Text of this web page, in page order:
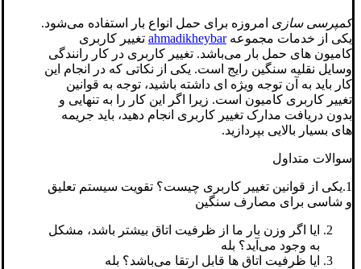
کمپرسی سازی امروزه برای حمل انواع بار استفاده می‌شود.
یکی از خدمات مجموعهahmadikheybar تغییر کاربری
کامیون های حمل بار می‌باشد. تغییر کاربری در کار رانندگی
وسایل نقلیه سنگین رایج است. یکی از نکاتی که در انجام این
کار باید به آن توجه ویژه ای داشته باشید، توجه به قوانین
تغییر کاربری کامیون است. زیرا اگر این کار را به تنهایی و
بدون دریافت مدارک تغییر کاربری انجام دهید، باید جریمه
های بسیار بالایی بپردازید.
سوالات متداول
1.یکی از قوانین تغییر کاربری چیست؟ تقویت سیستم تعلیق
و شاسی برای مصارف سنگین
ایا اگر وزن بار ما از ظرفیت اتاق بیشتر باشد، مشکل
به وجود می‌آید؟ بله
ایا ظرفیت اتاق ها قابل ارتقا می‌باشد؟ بله